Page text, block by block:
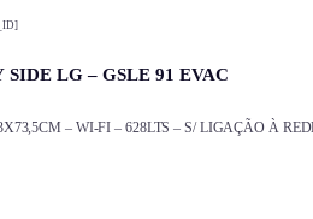
LG – GSLE 91 EVAC
– WI-FI – 628LTS – S/ LIGAÇÃO À